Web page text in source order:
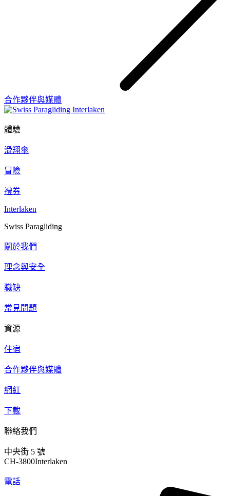
合作夥伴與媒體
體驗
滑翔傘
冒險
禮券
Interlaken
Swiss Paragliding
關於我們
理念與安全
職缺
常見問題
資源
住宿
合作夥伴與媒體
網紅
下載
聯絡我們
中央街 5 號
CH-3800Interlaken
電話